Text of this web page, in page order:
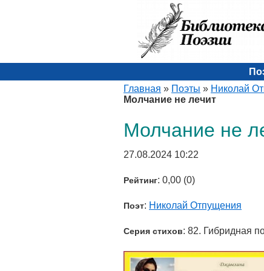
Главная » Поэты » Николай
Молчание не лечит
Молчание не
27.08.2024 10:22
Рейтинг: 0,00 (0)
Поэт: Николай Отпущения
Серия стихов: 82. Гибридная